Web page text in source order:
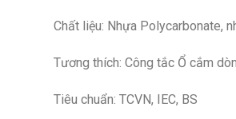
Chất liệu: Nhựa Polycarbonate,
Tương thích: Công tắc Ổ cắm
Tiêu chuẩn: TCVN, IEC, BS